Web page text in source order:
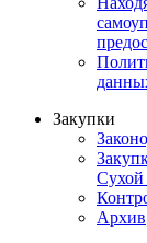
Закупки
Архив